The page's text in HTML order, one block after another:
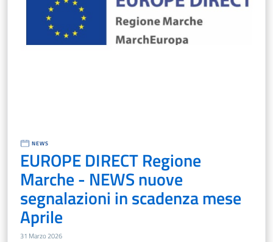
NEWS
EUROPE DIRECT Regione
Marche - NEWS nuove
segnalazioni in scadenza mese
Aprile
31 Marzo 2026